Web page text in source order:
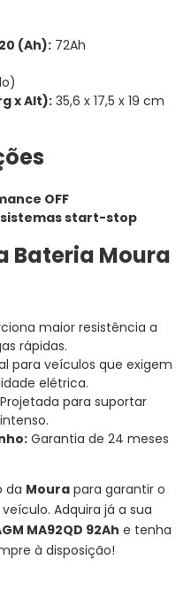
(Ah): 72Ah
x Alt): 35,6 x 17,5 x 19 cm
OFF
sistemas start-stop
Bateria Moura
maior resistência a
rápidas.
para veículos que exigem
elétrica.
Projetada para suportar
Garantia de 24 meses
da Moura para garantir o
Adquira já a sua
MA92QD 92Ah e tenha
à disposição!